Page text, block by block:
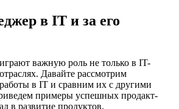
в IT и за его
важную роль не только в IT-
Давайте рассмотрим
в IT и сравним их с другими
примеры успешных продакт-
в развитие продуктов.